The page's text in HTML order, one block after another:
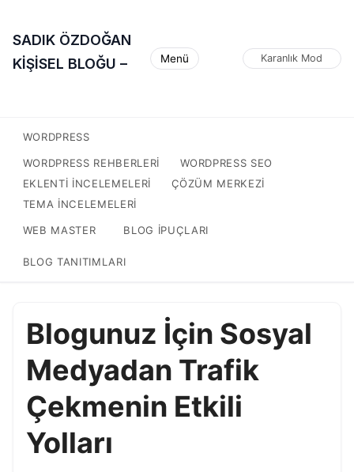
SADIK ÖZDOĞAN
KİŞİSEL BLOĞU –
Menü Karanlık Mod
WORDPRESS
WORDPRESS REHBERLERI
WORDPRESS SEO
EKLENTI INCELEMELERI
ÇÖZÜM MERKEZI
TEMA INCELEMELERI
WEB MASTER BLOG IPUÇLARI
BLOG TANITIMLARI
Blogunuz İçin Sosyal
Medyadan Trafik
Çekmenin Etkili
Yolları